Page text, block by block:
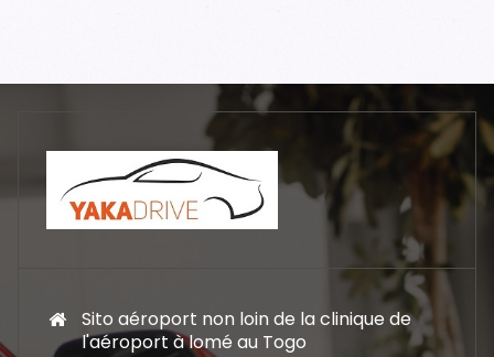
Sito aéroport non loin de la clinique de
l'aéroport à lomé au Togo